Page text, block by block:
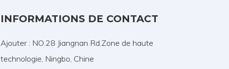
INFORMATIONS DE CONTACT
Ajouter : NO.28 Jiangnan Rd.Zone de haute
technologie, Ningbo, Chine